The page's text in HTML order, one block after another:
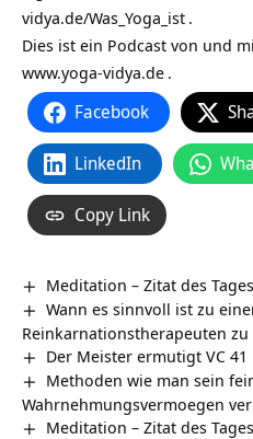
vidya.de/Was_Yoga_ist .
Dies ist ein Podcast von und
www.yoga-vidya.de .
Facebook
LinkedIn
Copy Link
Meditation – Zitat des Tages
Wann es sinnvoll ist zu
Reinkarnationstherapeuten zu
Der Meister ermutigt VC 41
Methoden wie man sein
Wahrnehmungsvermoegen
Meditation – Zitat des Tages